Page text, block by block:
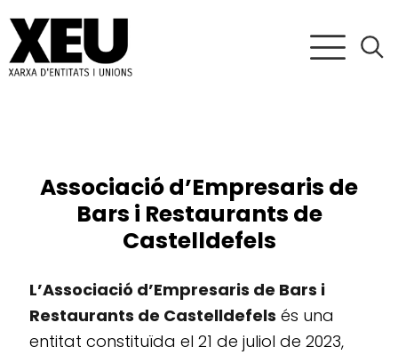
Associació d’Empresaris de
Bars i Restaurants de
Castelldefels
L’Associació d’Empresaris de Bars i
Restaurants de Castelldefels és una
entitat constituïda el 21 de juliol de 2023,